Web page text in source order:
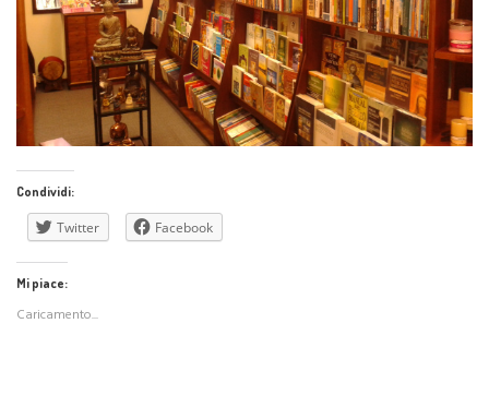
Condividi:
Twitter Facebook
Mi piace:
Caricamento...